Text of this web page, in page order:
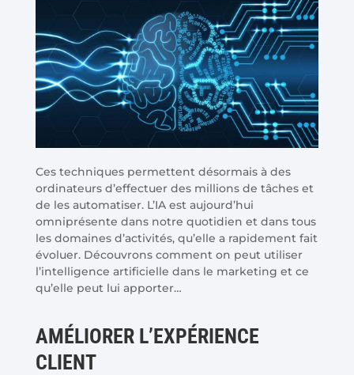
Ces techniques permettent désormais à des
ordinateurs d’effectuer des millions de tâches et
de les automatiser. L’IA est aujourd’hui
omniprésente dans notre quotidien et dans tous
les domaines d’activités, qu’elle a rapidement fait
évoluer. Découvrons comment on peut utiliser
l’intelligence artificielle dans le marketing et ce
qu’elle peut lui apporter…
AMÉLIORER L’EXPÉRIENCE
CLIENT